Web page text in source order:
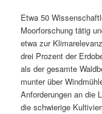
n
Etwa 50
Moorforschung tätig
etwa zur
drei Prozent der
als der gesamte
munter über
Anforderungen an die
die schwierige